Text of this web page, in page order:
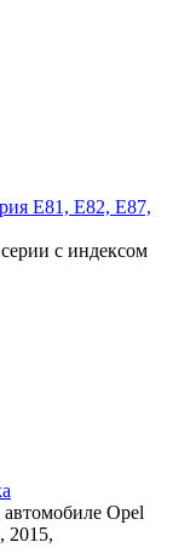
E81, E82, E87,
с индексом
Opel
2015,